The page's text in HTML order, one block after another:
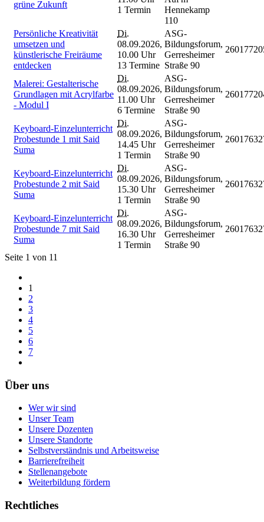
grüne Zukunft
1 Termin
Hennekamp
110
Persönliche Kreativität
umsetzen und
künstlerische Freiräume
entdecken
Di.
08.09.2026,
10.00 Uhr
13 Termine
ASG-
Bildungsforum,
Gerresheimer
Straße 90
Malerei: Gestalterische
Grundlagen mit Acrylfarbe
- Modul I
Di.
08.09.2026,
11.00 Uhr
6 Termine
ASG-
Bildungsforum,
Gerresheimer
Straße 90
Keyboard-Einzelunterricht
Probestunde 1 mit Said
Suma
Di.
08.09.2026,
14.45 Uhr
1 Termin
ASG-
Bildungsforum,
Gerresheimer
Straße 90
Keyboard-Einzelunterricht
Probestunde 2 mit Said
Suma
Di.
08.09.2026,
15.30 Uhr
1 Termin
ASG-
Bildungsforum,
Gerresheimer
Straße 90
Keyboard-Einzelunterricht
Probestunde 7 mit Said
Suma
Di.
08.09.2026,
16.30 Uhr
1 Termin
ASG-
Bildungsforum,
Gerresheimer
Straße 90
Seite 1 von 11
1
2
3
4
5
6
7
Über uns
Wer wir sind
Unser Team
Unsere Dozenten
Unsere Standorte
Selbstverständnis und Arbeitsweise
Barrierefreiheit
Stellenangebote
Weiterbildung fördern
Rechtliches